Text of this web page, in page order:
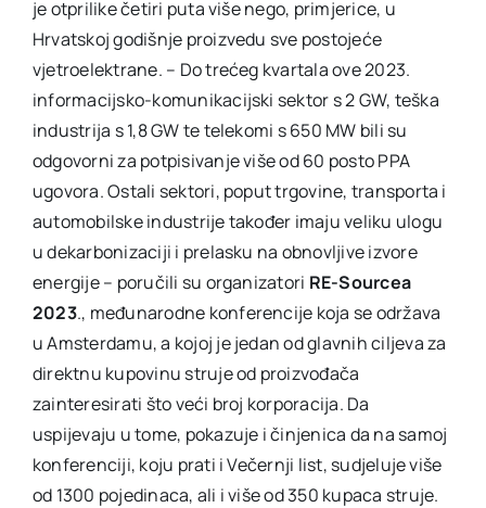
je otprilike četiri puta više nego, primjerice, u
Hrvatskoj godišnje proizvedu sve postojeće
vjetroelektrane. – Do trećeg kvartala ove 2023.
informacijsko-komunikacijski sektor s 2 GW, teška
industrija s 1,8 GW te telekomi s 650 MW bili su
odgovorni za potpisivanje više od 60 posto PPA
ugovora. Ostali sektori, poput trgovine, transporta i
automobilske industrije također imaju veliku ulogu
u dekarbonizaciji i prelasku na obnovljive izvore
energije – poručili su organizatori RE-Sourcea
2023., međunarodne konferencije koja se održava
u Amsterdamu, a kojoj je jedan od glavnih ciljeva za
direktnu kupovinu struje od proizvođača
zainteresirati što veći broj korporacija. Da
uspijevaju u tome, pokazuje i činjenica da na samoj
konferenciji, koju prati i Večernji list, sudjeluje više
od 1300 pojedinaca, ali i više od 350 kupaca struje.